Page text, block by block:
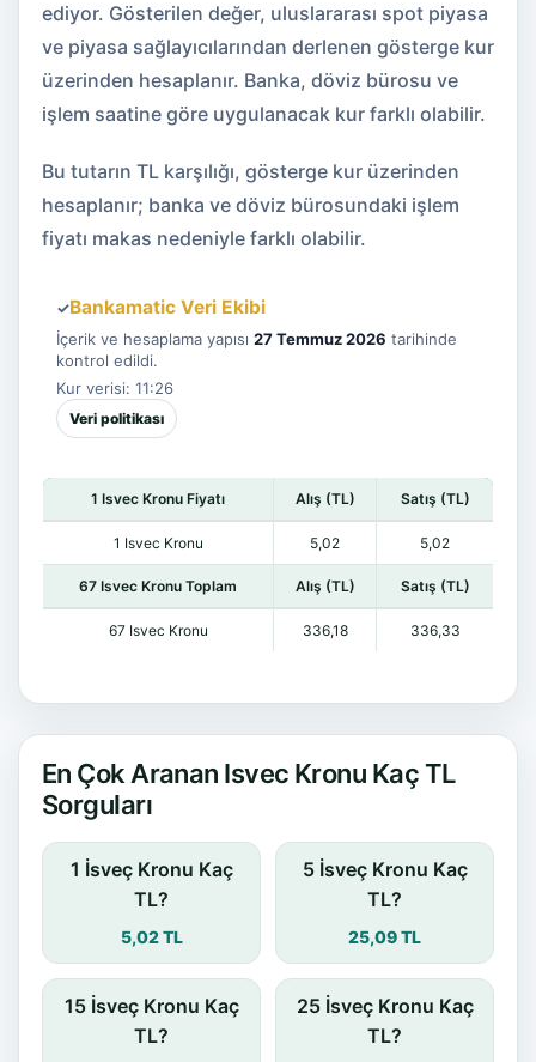
ediyor. Gösterilen değer, uluslararası spot piyasa
ve piyasa sağlayıcılarından derlenen gösterge kur
üzerinden hesaplanır. Banka, döviz bürosu ve
işlem saatine göre uygulanacak kur farklı olabilir.
Bu tutarın TL karşılığı, gösterge kur üzerinden
hesaplanır; banka ve döviz bürosundaki işlem
fiyatı makas nedeniyle farklı olabilir.
✓Bankamatic Veri Ekibi
İçerik ve hesaplama yapısı 27 Temmuz 2026 tarihinde
kontrol edildi.
Kur verisi: 11:26
Veri politikası
1 Isvec Kronu Fiyatı Alış (TL) Satış (TL)
1 Isvec Kronu 5,02 5,02
67 Isvec Kronu Toplam Alış (TL) Satış (TL)
67 Isvec Kronu 336,18 336,33
En Çok Aranan Isvec Kronu Kaç TL
Sorguları
1 İsveç Kronu Kaç
TL?
5,02 TL
5 İsveç Kronu Kaç
TL?
25,09 TL
15 İsveç Kronu Kaç
TL?
25 İsveç Kronu Kaç
TL?